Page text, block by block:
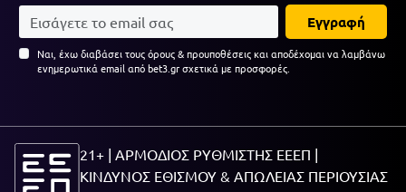
Εγγραφή
Ναι, έχω διαβάσει τους όρους & προυποθέσεις και αποδέχομαι να λαμβάνω
ενημερωτικά email από bet3.gr σχετικά με προσφορές.
21+ | ΑΡΜΟΔΙΟΣ ΡΥΘΜΙΣΤΗΣ ΕΕΕΠ |
ΚΙΝΔΥΝΟΣ ΕΘΙΣΜΟΥ & ΑΠΩΛΕΙΑΣ ΠΕΡΙΟΥΣΙΑΣ